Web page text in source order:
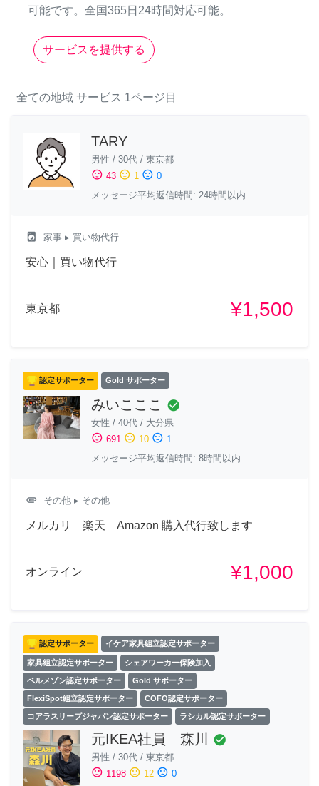
可能です。全国365日24時間対応可能。
サービスを提供する
全ての地域 サービス 1ページ目
TARY
男性 / 30代 / 東京都
sentiment_satisfied 43 sentiment_neutral 1 sentiment_dissatisfied 0
メッセージ平均返信時間: 24時間以内
local_laundry_service 家事 ▸ 買い物代行
安心｜買い物代行
東京都 ¥1,500
認定サポーター Gold サポーター
みいこここ check_circle
女性 / 40代 / 大分県
sentiment_satisfied 691 sentiment_neutral 10 sentiment_dissatisfied 1
メッセージ平均返信時間: 8時間以内
attachment その他 ▸ その他
メルカリ 楽天 Amazon 購入代行致します
オンライン ¥1,000
認定サポーター イケア家具組立認定サポーター
家具組立認定サポーター シェアワーカー保険加入
ベルメゾン認定サポーター Gold サポーター
FlexiSpot組立認定サポーター COFO認定サポーター
コアラスリープジャパン認定サポーター ラシカル認定サポーター
元IKEA社員 森川 check_circle
男性 / 30代 / 東京都
sentiment_satisfied 1198 sentiment_neutral 12 sentiment_dissatisfied 0